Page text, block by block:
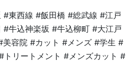
東西線 #飯田橋 #総武線 #江戸
#牛込神楽坂 #牛込柳町 #大江戸
容院 #カット #メンズ #学生 #
トリートメント #メンズカット #